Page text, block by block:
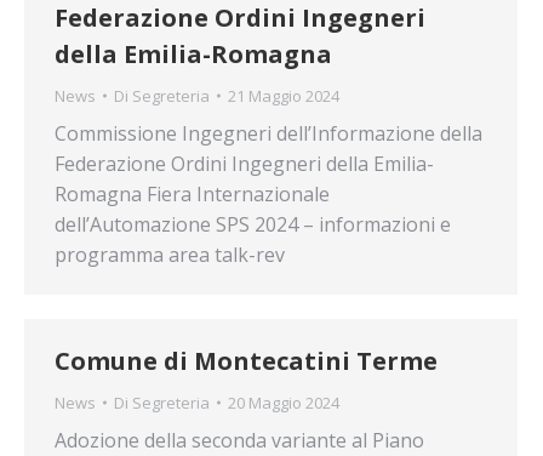
Federazione Ordini Ingegneri
della Emilia-Romagna
News Di Segreteria 21 Maggio 2024
Commissione Ingegneri dell’Informazione della
Federazione Ordini Ingegneri della Emilia-
Romagna Fiera Internazionale
dell’Automazione SPS 2024 – informazioni e
programma area talk-rev
Comune di Montecatini Terme
News Di Segreteria 20 Maggio 2024
Adozione della seconda variante al Piano